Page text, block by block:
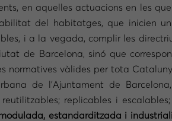
en aquelles actuacions en les que
del habitatges, que inicien un
i a la vegada, complir les
de Barcelona, sinó que
normatives vàlides per tota
de l’Ajuntament de
replicables i
estandarditzada i